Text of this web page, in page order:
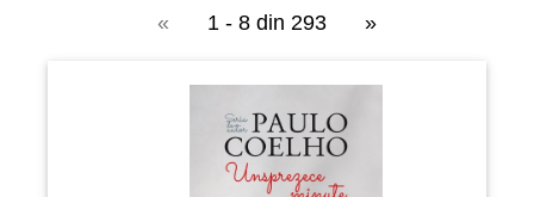
« 1 - 8 din 293 »